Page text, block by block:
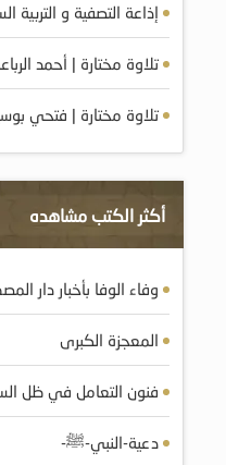
إذاعة التصفية و التربية
تلاوة مختارة | أحمد
تلاوة مختارة | فتحي
أكثر الكتب مشاهده
وفاء الوفا بأخبار دار
المعجزة الكبرى
فنون التعامل في ظل
دعية-النبي-ﷺ-